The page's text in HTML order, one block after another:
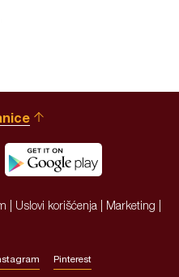
| Uslovi korišćenja Marketing
Pinterest